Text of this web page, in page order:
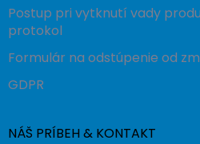
Postup pri vytknutí vady
protokol
Formulár na odstúpenie od
GDPR
NÁŠ PRÍBEH & KONTAKT